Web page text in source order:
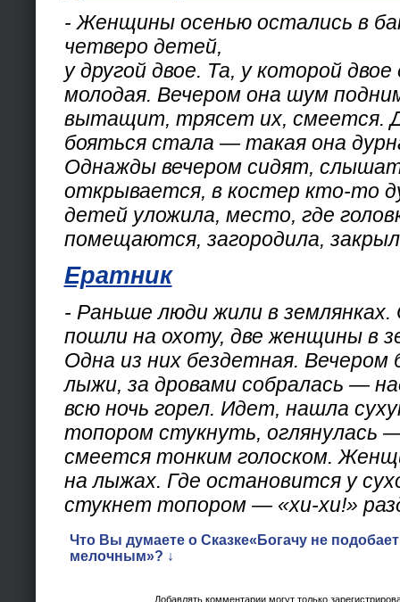
- Женщины осенью остались в
четверо детей,
у другой двое. Та, у которой
молодая. Вечером она шум
вытащит, трясет их, смеется.
бояться стала — такая она
Однажды вечером сидят,
открывается, в костер кто-то
детей уложила, место, где
помещаются, загородила,
Ератник
- Раньше люди жили в
пошли на охоту, две женщины в
Одна из них бездетная. Вечером
лыжи, за дровами собралась —
всю ночь горел. Идет, нашла
топором стукнуть, оглянулась
смеется тонким голоском.
на лыжах. Где остановится у
стукнет топором — «хи-хи!»
Что Вы думаете о Сказке«Богачу не
мелочным»? ↓
Добавлять комментарии могут только